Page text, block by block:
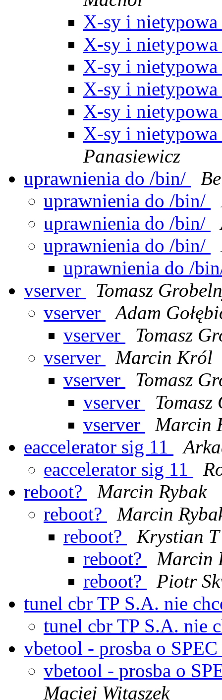
X-sy i
X-sy i
X-sy i
X-sy i
X-sy i
X-sy i
Panasiewicz
uprawnienia do /bin/
uprawnienia do /bin/
uprawnienia do /bin/
uprawnienia do /bin/
uprawnienia do /
vserver
Tomasz
vserver
Adam
vserver
Tomasz
vserver
Marcin Król
vserver
Tomasz
vserver
Tomasz
vserver
Marcin
eaccelerator sig 11
eaccelerator sig 11
reboot?
Marcin Rybak
reboot?
Marcin
reboot?
Krystian T
reboot?
Marcin
reboot?
Piotr
tunel cbr TP S.A. nie
tunel cbr TP S.A. nie
vbetool - prosba o
vbetool - prosba o
Maciej Witaszek